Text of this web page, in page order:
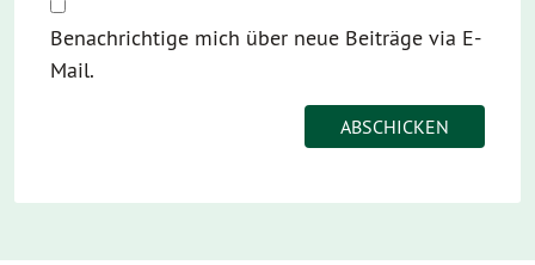
Benachrichtige mich über neue Beiträge via E-
Mail.